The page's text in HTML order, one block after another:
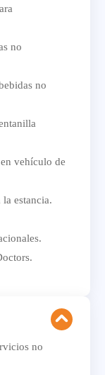
no
no
vehículo de
estancia.
no